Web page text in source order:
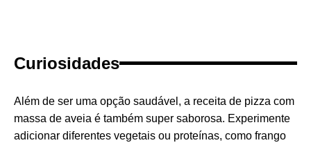
Curiosidades
Além de ser uma opção saudável, a receita de pizza com
massa de aveia é também super saborosa. Experimente
adicionar diferentes vegetais ou proteínas, como frango